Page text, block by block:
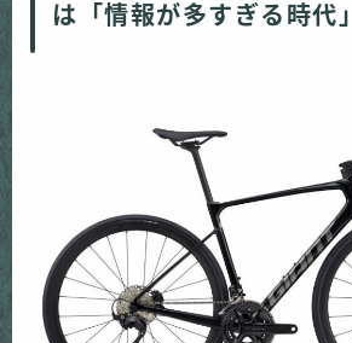
は「情報が多すぎる時代」